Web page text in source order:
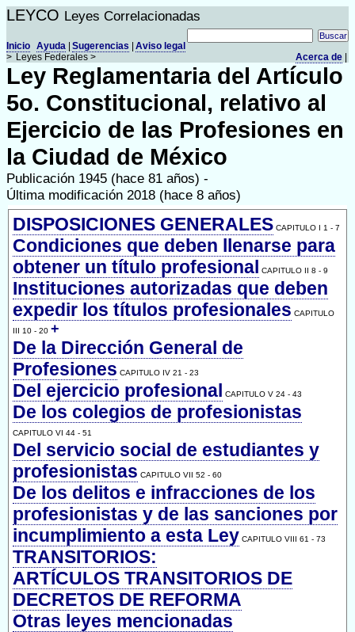
LEYCO Leyes Correlacionadas
Aviso legal
Sugerencias
Ayuda
Acerca de
Inicio
> Leyes Federales >
Ley Reglamentaria del Artículo
5o. Constitucional, relativo al
Ejercicio de las Profesiones en
la Ciudad de México
Publicación 1945 (hace 81 años) -
Última modificación 2018 (hace 8 años)
DISPOSICIONES GENERALES CAPITULO I 1 - 7
Condiciones que deben llenarse para
obtener un título profesional CAPITULO II 8 - 9
Instituciones autorizadas que deben
expedir los títulos profesionales CAPITULO
III 10 - 20 +
De la Dirección General de
Profesiones CAPITULO IV 21 - 23
Del ejercicio profesional CAPITULO V 24 - 43
De los colegios de profesionistas
CAPITULO VI 44 - 51
Del servicio social de estudiantes y
profesionistas CAPITULO VII 52 - 60
De los delitos e infracciones de los
profesionistas y de las sanciones por
incumplimiento a esta Ley CAPITULO VIII 61 - 73
TRANSITORIOS:
ARTÍCULOS TRANSITORIOS DE
DECRETOS DE REFORMA
Otras leyes mencionadas